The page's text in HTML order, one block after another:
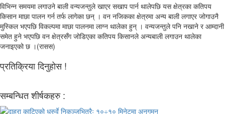
विभिन्न समयमा लगाउने बाली वन्यजन्तुले खाएर सखाप पार्न थालेपछि यस क्षेत्रका कतिपय
किसान माछा पालन गर्न तर्फ लागेका छन् । वन नजिकका क्षेत्रमा अन्य बाली लगाएर जोगाउनै
मुस्किल भएपछि विकल्पमा माछा पालनमा लाग्न थालेका हुन् । वन्यजन्तुले पनि नखाने र आम्दानी
समेत हुने भएपछि वन क्षेत्रसँग जोडिएका कतिपय किसानले अन्यबाली लगाउन थालेका
जनाइएको छ ।(रासस)
प्रतिक्रिया दिनुहोस !
सम्बन्धित शीर्षकहरु :